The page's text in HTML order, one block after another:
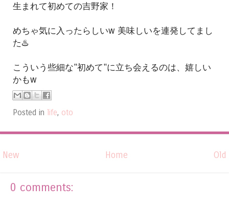
生まれて初めての吉野家！
めちゃ気に入ったらしいw 美味しいを連発してまし
た♨️
こういう些細な"初めて"に立ち会えるのは、嬉しい
かもw
Posted in life, oto
New Old
Home
0 comments: